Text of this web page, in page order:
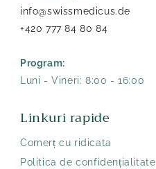
info@swissmedicus.de
+420 777 84 80 84
Program:
Luni - Vineri: 8:00 - 16:00
Linkuri rapide
Comerț cu ridicata
Politica de confidențialitate